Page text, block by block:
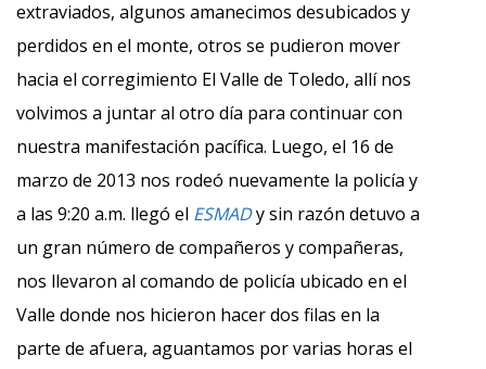
extraviados, algunos amanecimos desubicados y
perdidos en el monte, otros se pudieron mover
hacia el corregimiento El Valle de Toledo, allí nos
volvimos a juntar al otro día para continuar con
nuestra manifestación pacífica. Luego, el 16 de
marzo de 2013 nos rodeó nuevamente la policía y
a las 9:20 a.m. llegó el ESMADy sin razón detuvo a
un gran número de compañeros y compañeras,
nos llevaron al comando de policía ubicado en el
Valle donde nos hicieron hacer dos filas en la
parte de afuera, aguantamos por varias horas el